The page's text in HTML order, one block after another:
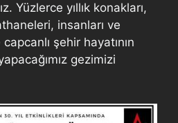
Yüzlerce yıllık konakları,
insanları ve
şehir hayatının
gezimizi